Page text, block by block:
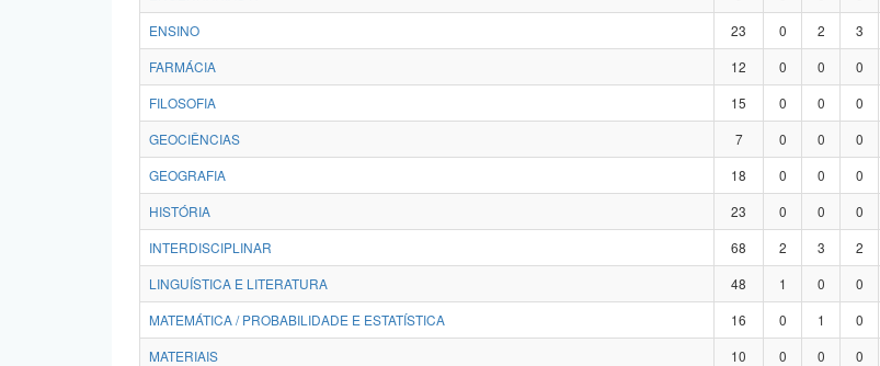
ENSINO
23 0 2 3
FARMÁCIA
12 0 0 0
FILOSOFIA
15 0 0 0
GEOCIÊNCIAS
7 0 0 0
GEOGRAFIA
18 0 0 0
HISTÓRIA
23 0 0 0
INTERDISCIPLINAR
68 2 3 2
LINGUÍSTICA E LITERATURA
48 1 0 0
MATEMÁTICA / PROBABILIDADE E ESTATÍSTICA
16 0 1 0
MATERIAIS
10 0 0 0